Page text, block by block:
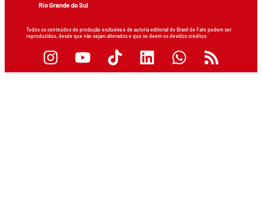
Rio Grande do Sul
Todos os conteúdos de produção exclusiva e de autoria editorial do Brasil de Fato podem ser
reproduzidos, desde que não sejam alterados e que se deem os devidos créditos.